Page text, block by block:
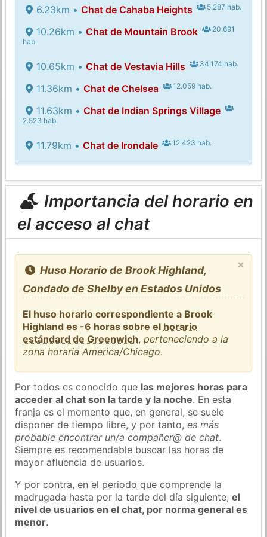
6.23km • Chat de Cahaba Heights 5.287 hab.
10.26km • Chat de Mountain Brook
20.691
hab.
10.65km • Chat de Vestavia Hills 34.174 hab.
11.36km • Chat de Chelsea 12.059 hab.
11.63km • Chat de Indian Springs Village
2.523 hab.
11.79km • Chat de Irondale 12.423 hab.
Importancia del horario en
el acceso al chat
×
Huso Horario de Brook Highland,
Condado de Shelby en Estados Unidos
El huso horario correspondiente a Brook
Highland es -6 horas sobre el horario
estándard de Greenwich,perteneciendo a la
zona horaria America/Chicago.
Por todos es conocido que las mejores horas para
acceder al chat son la tarde y la noche. En esta
franja es el momento que, en general, se suele
disponer de tiempo libre, y por tanto,es más
probable encontrar un/a compañer@ de chat.
Siempre es recomendable buscar las horas de
mayor afluencia de usuarios.
Y por contra, en el periodo que comprende la
madrugada hasta por la tarde del día siguiente,el
nivel de usuarios en el chat, por norma general es
menor.